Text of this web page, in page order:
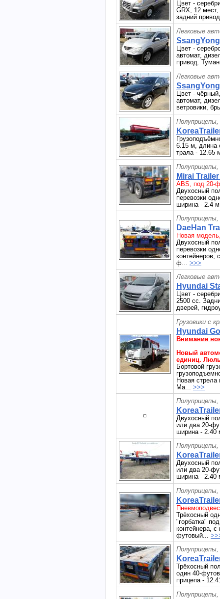
Цвет -
GRX, 12
задний
Легковые
Цвет -
автомат,
привод.
Легковые
Цвет -
автомат,
ветровики,
6.15 м, длина
трала - 12.65
Mirai
ABS, под 20-
Двухосный
перевозки
ширина - 2.4
DaeHan
Новая
Двухосный
перевозки
контейнеров,
ф... >>>
Легковые
Hyundai
Цвет -
2500 сс.
дверей,
Грузовики с
Hyundai
Внимание
Новый
единиц.
Бортовой
Новая стрела
Ма... >>>
Двухосный
или два 20-
ширина - 2.40
Двухосный
или два 20-
ширина - 2.40
Трёхосный
"горбатка"
контейнера,
футовый...
Трёхосный
один 40-
прицепа -